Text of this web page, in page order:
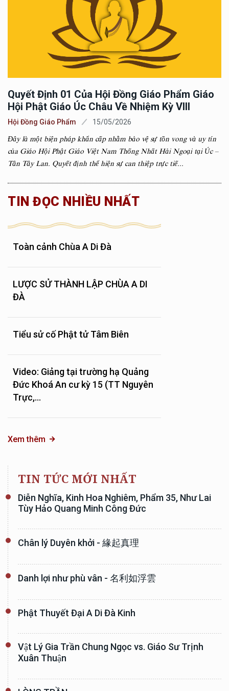
Quyết Định 01 Của Hội Đồng Giáo Phẩm Giáo
Hội Phật Giáo Úc Châu Về Nhiệm Kỳ VIII
Hội Đồng Giáo Phẩm 15/05/2026
Đây là một biện pháp khẩn cấp nhằm bảo vệ sự tồn vong và uy tín
của Giáo Hội Phật Giáo Việt Nam Thống Nhất Hải Ngoại tại Úc –
Tân Tây Lan. Quyết định thể hiện sự can thiệp trực tiế...
TIN ĐỌC NHIỀU NHẤT
Toàn cảnh Chùa A Di Đà
LƯỢC SỬ THÀNH LẬP CHÙA A DI
ĐÀ
Tiểu sử cố Phật tử Tâm Biên
Video: Giảng tại trường hạ Quảng
Đức Khoá An cư kỳ 15 (TT Nguyên
Trực,...
Xem thêm
TIN TỨC MỚI NHẤT
Diễn Nghĩa, Kinh Hoa Nghiêm, Phẩm 35, Như Lai
Tùy Hảo Quang Minh Công Đức
Chân lý Duyên khởi - 緣起真理
Danh lợi như phù vân - 名利如浮雲
Phật Thuyết Đại A Di Đà Kinh
Vật Lý Gia Trần Chung Ngọc vs. Giáo Sư Trịnh
Xuân Thuận